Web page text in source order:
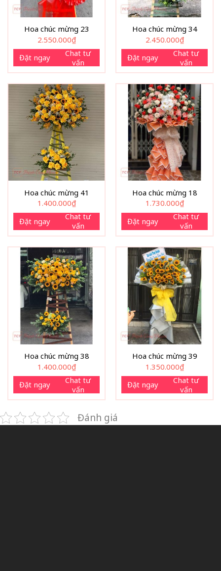
Hoa chúc mừng 23
2.550.000₫
Đặt ngay
Chat tư
vấn
Hoa chúc mừng 34
2.450.000₫
Đặt ngay
Chat tư
vấn
Hoa chúc mừng 41
1.400.000₫
Đặt ngay
Chat tư
vấn
Hoa chúc mừng 18
1.730.000₫
Đặt ngay
Chat tư
vấn
Hoa chúc mừng 38
1.400.000₫
Đặt ngay
Chat tư
vấn
Hoa chúc mừng 39
1.350.000₫
Đặt ngay
Chat tư
vấn
Đánh giá